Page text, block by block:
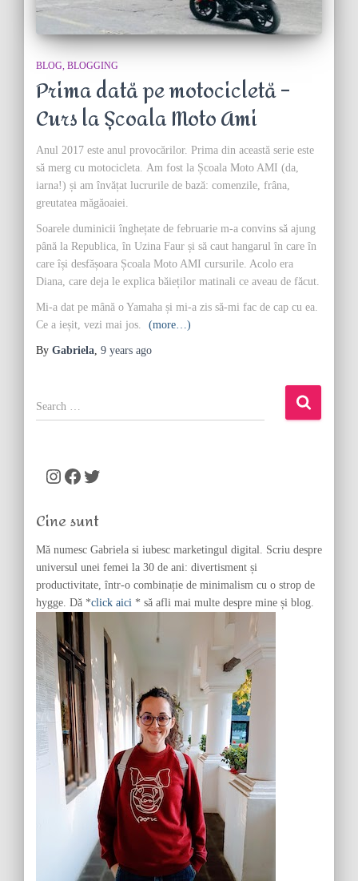
BLOG BLOGGING
Prima dată pe motocicletă –
Curs la Școala Moto Ami
Anul 2017 este anul provocărilor. Prima din această serie este
să merg cu motocicleta. Am fost la Școala Moto AMI (da,
iarna!) și am învățat lucrurile de bază: comenzile, frâna,
greutatea măgăoaiei.
Soarele duminicii înghețate de februarie m-a convins să ajung
până la Republica, în Uzina Faur și să caut hangarul în care în
care își desfășoara Școala Moto AMI cursurile. Acolo era
Diana, care deja le explica băieților matinali ce aveau de făcut.
Mi-a dat pe mână o Yamaha și mi-a zis să-mi fac de cap cu ea.
Ce a ieșit, vezi mai jos.
(more…)
By Gabriela, 9 years ago
S
e
o
Instagram Facebook Twitter
Cine sunt
Mă numesc Gabriela si iubesc marketingul digital. Scriu despre
universul unei femei la 30 de ani: divertisment și
productivitate, într-o combinație de minimalism cu o strop de
hygge. Dă *click aici * să afli mai multe despre mine și blog.